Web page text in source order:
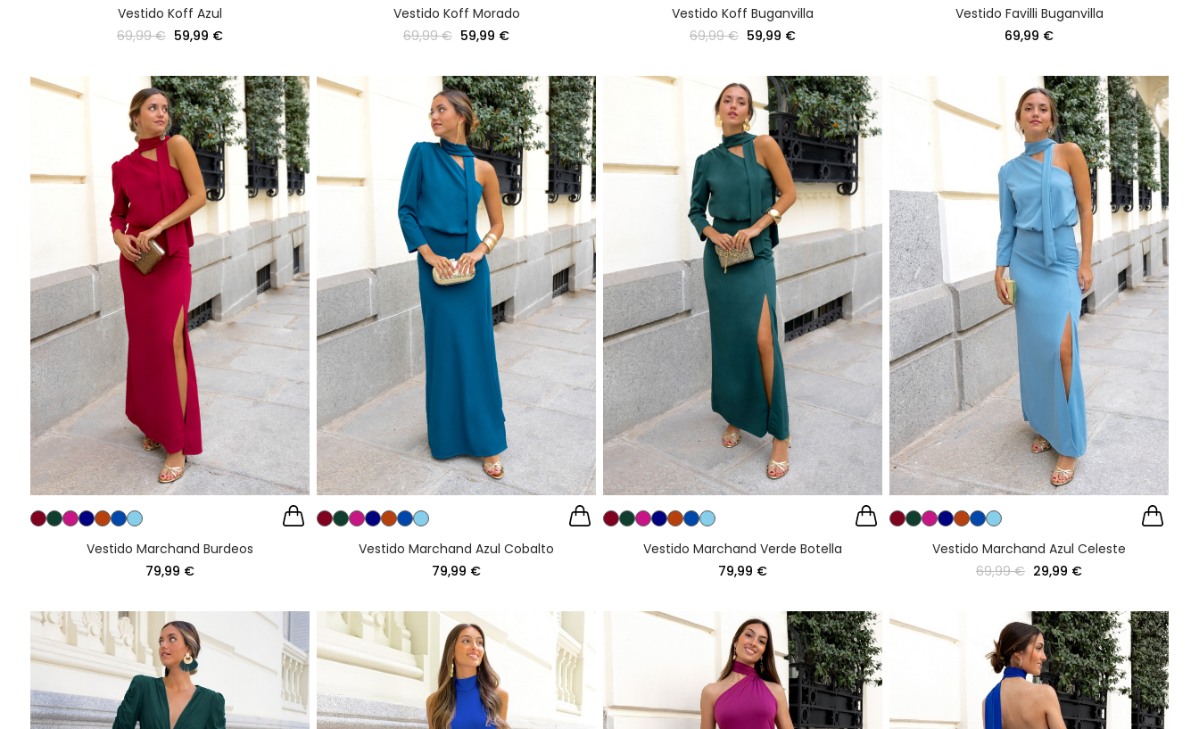
Vestido Koff Azul
69,99 € 59,99 €
Vestido Koff Morado
69,99 € 59,99 €
Vestido Koff Buganvilla
69,99 € 59,99 €
Vestido Favilli Buganvilla
69,99 €
Vestido Marchand Burdeos
79,99 €
Vestido Marchand Azul Cobalto
79,99 €
Vestido Marchand Verde Botella
79,99 €
Vestido Marchand Azul Celeste
69,99 € 29,99 €